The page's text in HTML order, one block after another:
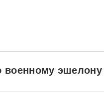
военному эшелону